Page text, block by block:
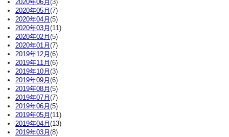
2020年06月 (3)
2020年05月 (7)
2020年04月 (5)
2020年03月 (11)
2020年02月 (5)
2020年01月 (7)
2019年12月 (6)
2019年11月 (6)
2019年10月 (3)
2019年09月 (6)
2019年08月 (5)
2019年07月 (7)
2019年06月 (5)
2019年05月 (11)
2019年04月 (13)
2019年03月 (8)